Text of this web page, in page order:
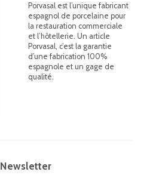
Porvasal est l’unique fabricant
espagnol de porcelaine pour
la restauration commerciale
et l’hôtellerie. Un article
Porvasal, c’est la garantie
d’une fabrication 100%
espagnole et un gage de
qualité.
Newsletter